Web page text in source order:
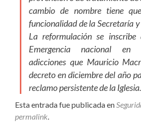
cambio de nombre tiene
funcionalidad de la Secretaría
La reformulación se
Emergencia nacional en
adicciones que Mauricio
decreto en diciembre del año
reclamo persistente de la Iglesia.
Esta entrada fue publicada en
permalink.